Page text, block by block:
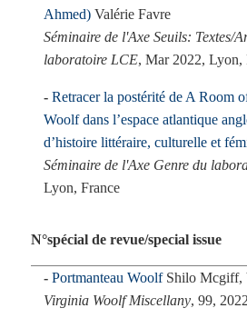
Ahmed) Valérie Favre
Séminaire de l'Axe Seuils: Textes/
laboratoire LCE, Mar 2022, Lyon,
Retracer la postérité de A Room
Woolf dans l’espace atlantique
d’histoire littéraire, culturelle et
Séminaire de l'Axe Genre du
Lyon, France
N°spécial de revue/special issue
Portmanteau Woolf Shilo Mcgiff,
Virginia Woolf Miscellany, 99, 2022